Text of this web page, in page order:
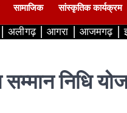
सामाजिक सांस्कृतिक कार्यक्रम
अलीगढ़ आगरा आजमगढ़
निधि